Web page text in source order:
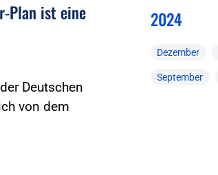
Plan ist eine
Deutschen
von dem
2024
Dezember
September